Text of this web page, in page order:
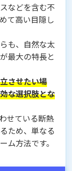
などを含む不
て高い目隠し
も、自然な太
最大の特長と
させたい場
な選択肢とな
せている断熱
ため、単なる
ム方法です。